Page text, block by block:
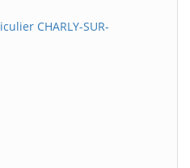
CHARLY-SUR-